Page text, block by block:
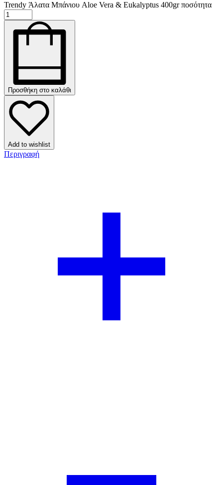
Trendy Άλατα Μπάνιου Aloe Vera & Eukalyptus 400gr ποσότητα
Προσθήκη στο καλάθι
Add to wishlist
Περιγραφή